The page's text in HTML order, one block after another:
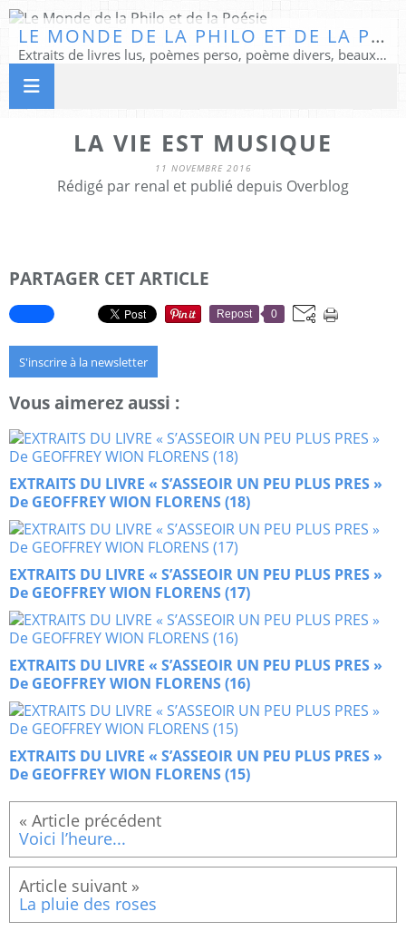
LE MONDE DE LA PHILO ET DE LA POÉSIE
Extraits de livres lus, poèmes perso, poème divers, beaux textes...
LA VIE EST MUSIQUE
11 NOVEMBRE 2016
Rédigé par renal et publié depuis Overblog
PARTAGER CET ARTICLE
Repost 0
S'inscrire à la newsletter
Vous aimerez aussi :
EXTRAITS DU LIVRE « S’ASSEOIR UN PEU PLUS PRES »
De GEOFFREY WION FLORENS (18)
EXTRAITS DU LIVRE « S’ASSEOIR UN PEU PLUS PRES »
De GEOFFREY WION FLORENS (17)
EXTRAITS DU LIVRE « S’ASSEOIR UN PEU PLUS PRES »
De GEOFFREY WION FLORENS (16)
EXTRAITS DU LIVRE « S’ASSEOIR UN PEU PLUS PRES »
De GEOFFREY WION FLORENS (15)
Voici l’heure...
La pluie des roses